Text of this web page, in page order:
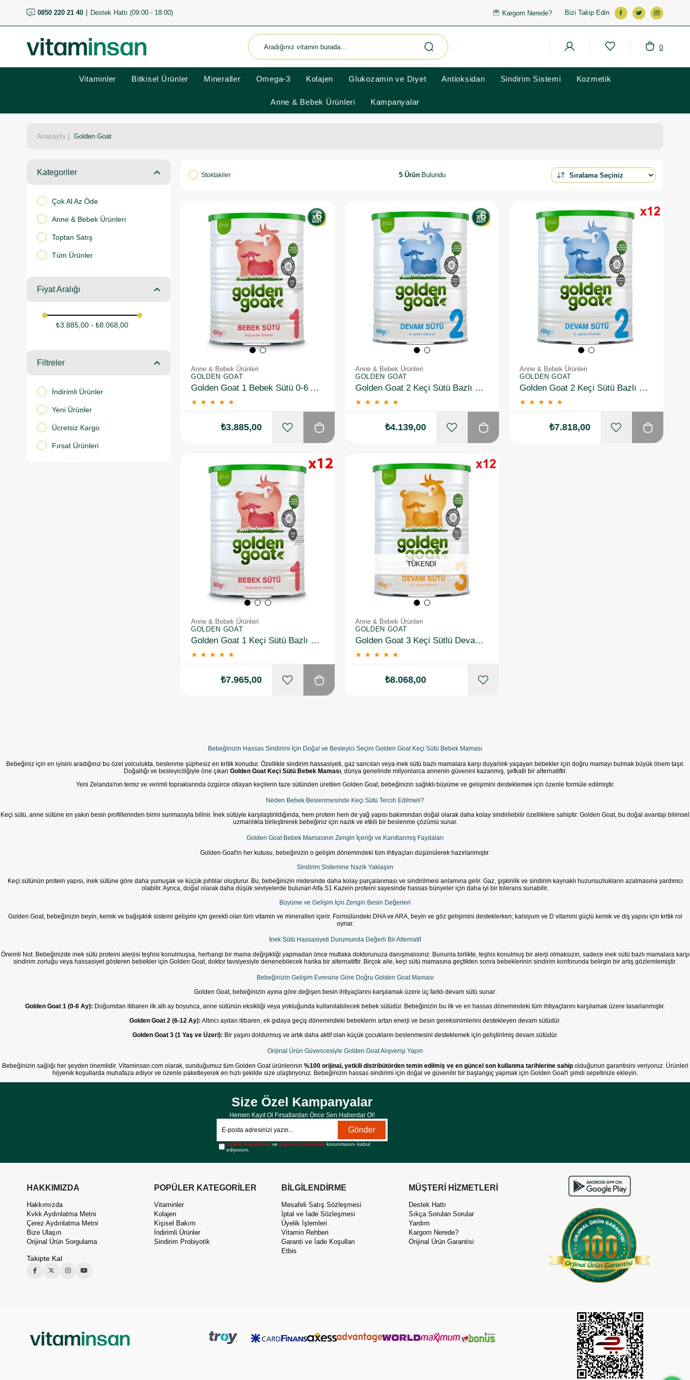
0850 220 21 40 Destek Hattı (09:00 - 18:00) Kargom Nerede? Bizi Takip Edin
0
Vitaminler Bitkisel Ürünler Mineraller Omega-3 Kolajen Glukozamin ve Diyet Antioksidan Sindirim Sistemi Kozmetik
Anne & Bebek Ürünleri Kampanyalar
Anasayfa Golden Goat
Kategoriler
Çok Al Az Öde
Anne & Bebek Ürünleri
Toptan Satış
Tüm Ürünler
Fiyat Aralığı
₺3.885,00 - ₺8.068,00
Filtreler
İndirimli Ürünler
Yeni Ürünler
Ücretsiz Kargo
Fırsat Ürünleri
Stoktakiler 5 Ürün
Anne & Bebek Ürünleri
GOLDEN GOAT
Golden Goat 1 Bebek Sütü 0-6 Ay 400 gr 6 Adet
★ ★ ★ ★ ★
₺3.885,00
Anne & Bebek Ürünleri
GOLDEN GOAT
Golden Goat 2 Keçi Sütü Bazlı Ürün 400gr 6 Adet
★ ★ ★ ★ ★
₺4.139,00
Anne & Bebek Ürünleri
GOLDEN GOAT
Golden Goat 2 Keçi Sütü Bazlı Ürün 400gr 12 Adet
★ ★ ★ ★ ★
₺7.818,00
Anne & Bebek Ürünleri
GOLDEN GOAT
Golden Goat 1 Keçi Sütü Bazlı Mama 12 Adet 106504-12-1
★ ★ ★ ★ ★
₺7.965,00
TÜKENDI
Anne & Bebek Ürünleri
GOLDEN GOAT
Golden Goat 3 Keçi Sütlü Devam Sütü 400 gr 1+ Yaş 12 Adet
★ ★ ★ ★ ★
₺8.068,00
Bebeğinizin Hassas Sindirimi İçin Doğal ve Besleyici Seçim Golden Goat Keçi Sütü Bebek Maması
Bebeğiniz için en iyisini aradığınız bu özel yolculukta, beslenme şüphesiz en kritik konudur. Özellikle sindirim hassasiyeti, gaz sancıları veya inek sütü bazlı mamalara karşı duyarlılık yaşayan bebekler için doğru mamayı bulmak büyük önem taşır.
Doğallığı ve besleyiciliğiyle öne çıkan Golden Goat Keçi Sütü Bebek Maması, dünya genelinde milyonlarca annenin güvenini kazanmış, şefkatli bir alternatiftir.
Yeni Zelanda'nın temiz ve verimli topraklarında özgürce otlayan keçilerin taze sütünden üretilen Golden Goat, bebeğinizin sağlıklı büyüme ve gelişimini desteklemek için özenle formüle edilmiştir.
Neden Bebek Beslenmesinde Keçi Sütü Tercih Edilmeli?
Keçi sütü, anne sütüne en yakın besin profillerinden birini sunmasıyla bilinir. İnek sütüyle karşılaştırıldığında, hem protein hem de yağ yapısı bakımından doğal olarak daha kolay sindirilebilir özelliklere sahiptir. Golden Goat, bu doğal avantajı bilimsel
uzmanlıkla birleştirerek bebeğiniz için nazik ve etkili bir beslenme çözümü sunar.
Golden Goat Bebek Mamasının Zengin İçeriği ve Kanıtlanmış Faydaları
Golden Goat'in her kutusu, bebeğinizin o gelişim dönemindeki tüm ihtiyaçları düşünülerek hazırlanmıştır.
Sindirim Sistemine Nazik Yaklaşım
Keçi sütünün protein yapısı, inek sütüne göre daha yumuşak ve küçük pıhtılar oluşturur. Bu, bebeğinizin midesinde daha kolay parçalanması ve sindirilmesi anlamına gelir. Gaz, şişkinlik ve sindirim kaynaklı huzursuzlukların azalmasına yardımcı
olabilir. Ayrıca, doğal olarak daha düşük seviyelerde bulunan Alfa S1 Kazein proteini sayesinde hassas bünyeler için daha iyi bir tolerans sunabilir.
Büyüme ve Gelişim İçin Zengin Besin Değerleri
Golden Goat, bebeğinizin beyin, kemik ve bağışıklık sistemi gelişimi için gerekli olan tüm vitamin ve mineralleri içerir. Formülündeki DHA ve ARA, beyin ve göz gelişimini desteklerken; kalsiyum ve D vitamini güçlü kemik ve diş yapısı için kritik rol
oynar.
İnek Sütü Hassasiyeti Durumunda Değerli Bir Alternatif
Önemli Not: Bebeğinizde inek sütü proteini alerjisi teşhisi konulmuşsa, herhangi bir mama değişikliği yapmadan önce mutlaka doktorunuza danışmalısınız. Bununla birlikte, teşhis konulmuş bir alerji olmaksızın, sadece inek sütü bazlı mamalara karşı
sindirim zorluğu veya hassasiyet gösteren bebekler için Golden Goat, doktor tavsiyesiyle denenebilecek harika bir alternatiftir. Birçok aile, keçi sütü mamasına geçtikten sonra bebeklerinin sindirim konforunda belirgin bir artış gözlemlemiştir.
Bebeğinizin Gelişim Evresine Göre Doğru Golden Goat Maması
Golden Goat, bebeğinizin ayına göre değişen besin ihtiyaçlarını karşılamak üzere üç farklı devam sütü sunar:
Golden Goat 1 (0-6 Ay): Doğumdan itibaren ilk altı ay boyunca, anne sütünün eksikliği veya yokluğunda kullanılabilecek bebek sütüdür. Bebeğinizin bu ilk ve en hassas dönemindeki tüm ihtiyaçlarını karşılamak üzere tasarlanmıştır.
Golden Goat 2 (6-12 Ay): Altıncı aydan itibaren, ek gıdaya geçiş dönemindeki bebeklerin artan enerji ve besin gereksinimlerini destekleyen devam sütüdür.
Golden Goat 3 (1 Yaş ve Üzeri): Bir yaşını doldurmuş ve artık daha aktif olan küçük çocukların beslenmesini desteklemek için geliştirilmiş devam sütüdür.
Orijinal Ürün Güvencesiyle Golden Goat Alışverişi Yapın
Bebeğinizin sağlığı her şeyden önemlidir. Vitaminsan.com olarak, sunduğumuz tüm Golden Goat ürünlerinin %100 orijinal, yetkili distribütörden temin edilmiş ve en güncel son kullanma tarihlerine sahipolduğunun garantisini veriyoruz. Ürünleri
hijyenik koşullarda muhafaza ediyor ve özenle paketleyerek en hızlı şekilde size ulaştırıyoruz. Bebeğinizin hassas sindirimi için doğal ve güvenilir bir başlangıç yapmak için Golden Goat'i şimdi sepetinize ekleyin.
Size Özel Kampanyalar
Hemen Kayıt Ol Fırsatlardan Önce Sen Haberdar Ol!
Gönder
Üyelik koşullarını vekişisel verilerimin korunmasını kabul
ediyorum.
HAKKIMIZDA
Hakkımızda
Kvkk Aydınlatma Metni
Çerez Aydınlatma Metni
Bize Ulaşın
Orijinal Ürün Sorgulama
Takipte Kal
POPÜLER KATEGORİLER
Vitaminler
Kolajen
Kişisel Bakım
İndirimli Ürünler
Sindirim Probiyotik
BİLGİLENDİRME
Mesafeli Satış Sözleşmesi
İptal ve İade Sözleşmesi
Üyelik İşlemleri
Vitamin Rehberi
Garanti ve İade Koşulları
Etbis
MÜŞTERİ HİZMETLERİ
Destek Hattı
Sıkça Sorulan Sorular
Yardım
Kargom Nerede?
Orijinal Ürün Garantisi